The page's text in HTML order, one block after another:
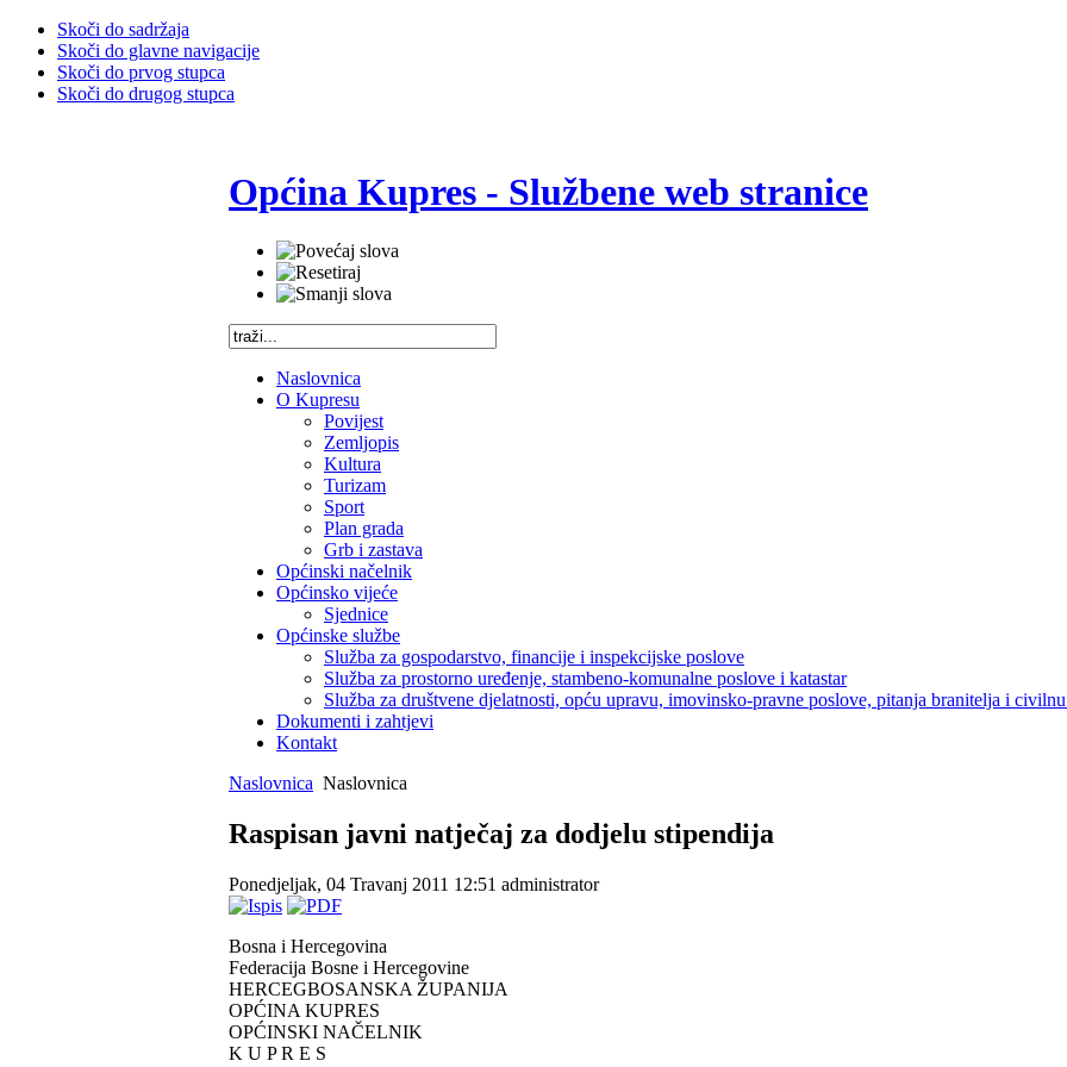
Skoči do sadržaja
Skoči do glavne navigacije
Skoči do prvog stupca
Skoči do drugog stupca
Općina Kupres - Službene web stranice
Naslovnica
O Kupresu
Povijest
Zemljopis
Kultura
Turizam
Sport
Plan grada
Grb i zastava
Općinski načelnik
Općinsko vijeće
Sjednice
Općinske službe
Služba za gospodarstvo, financije i inspekcijske poslove
Služba za prostorno uređenje, stambeno-komunalne poslove i katastar
Služba za društvene djelatnosti, opću upravu, imovinsko-pravne poslove, pitanja branitelja i
Dokumenti i zahtjevi
Kontakt
Naslovnica Naslovnica
Raspisan javni natječaj za dodjelu stipendija
Ponedjeljak, 04 Travanj 2011 12:51 administrator
Bosna i Hercegovina
Federacija Bosne i Hercegovine
HERCEGBOSANSKA ŽUPANIJA
OPĆINA KUPRES
OPĆINSKI NAČELNIK
K U P R E S